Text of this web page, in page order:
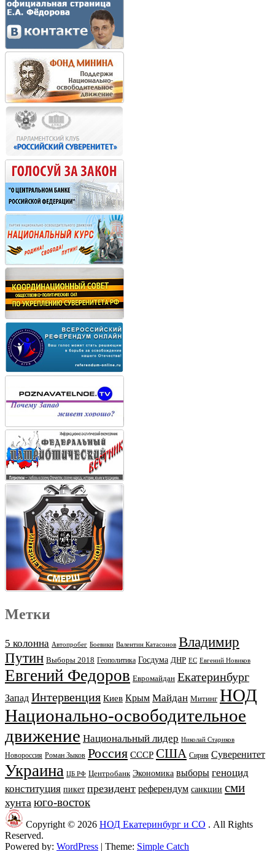
Метки
5 колонна Автопробег Боевики Валентин Катасонов Владимир
Путин Выборы 2018 Геополитика Госдума ДНР ЕС Евгений Новиков
Евгений Федоров Евромайдан Екатеринбург
Запад Интервенция Киев Крым Майдан Митинг НОД
Национально-освободительное
движение Национальный лидер Николай Стариков
Новороссия Роман Зыков Россия СССР США Сирия Суверенитет
Украина ЦБ РФ Центробанк Экономика выборы геноцид
конституция пикет президент референдум санкции сми
хунта юго-восток
Copyright © 2026 НОД Екатеринбург и СО . All Rights
Reserved.
Powered by: WordPress | Theme: Simple Catch